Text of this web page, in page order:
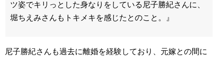
ツ姿でキリっとした身なりをしている尼子勝紀さんに、
堀ちえみさんもトキメキを感じたとのこと。』
尼子勝紀さんも過去に離婚を経験しており、元嫁との間に